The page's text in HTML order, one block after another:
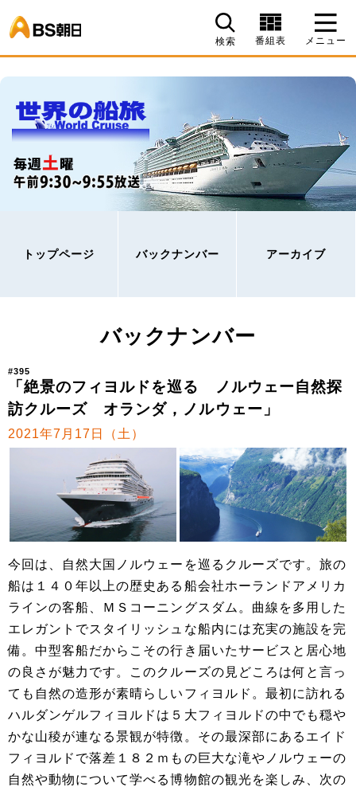
検索 番組表 メニュー
トップページ バックナンバー アーカイブ
バックナンバー
#395
「絶景のフィヨルドを巡る ノルウェー自然探
訪クルーズ オランダ，ノルウェー」
2021年7月17日（土）
今回は、自然大国ノルウェーを巡るクルーズです。旅の
船は１４０年以上の歴史ある船会社ホーランドアメリカ
ラインの客船、ＭＳコーニングスダム。曲線を多用した
エレガントでスタイリッシュな船内には充実の施設を完
備。中型客船だからこその行き届いたサービスと居心地
の良さが魅力です。このクルーズの見どころは何と言っ
ても自然の造形が素晴らしいフィヨルド。最初に訪れる
ハルダンゲルフィヨルドは５大フィヨルドの中でも穏や
かな山稜が連なる景観が特徴。その最深部にあるエイド
フィヨルドで落差１８２ｍもの巨大な滝やノルウェーの
自然や動物について学べる博物館の観光を楽しみ、次の